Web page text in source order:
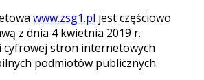
www.zsg1.pl jest częściowo
z dnia 4 kwietnia 2019 r.
cyfrowej stron internetowych
podmiotów publicznych.